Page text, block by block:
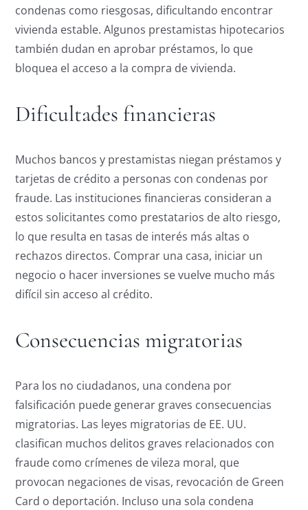
condenas como riesgosas, dificultando encontrar
vivienda estable. Algunos prestamistas hipotecarios
también dudan en aprobar préstamos, lo que
bloquea el acceso a la compra de vivienda.
Dificultades financieras
Muchos bancos y prestamistas niegan préstamos y
tarjetas de crédito a personas con condenas por
fraude. Las instituciones financieras consideran a
estos solicitantes como prestatarios de alto riesgo,
lo que resulta en tasas de interés más altas o
rechazos directos. Comprar una casa, iniciar un
negocio o hacer inversiones se vuelve mucho más
difícil sin acceso al crédito.
Consecuencias migratorias
Para los no ciudadanos, una condena por
falsificación puede generar graves consecuencias
migratorias. Las leyes migratorias de EE. UU.
clasifican muchos delitos graves relacionados con
fraude como crímenes de vileza moral, que
provocan negaciones de visas, revocación de Green
Card o deportación. Incluso una sola condena